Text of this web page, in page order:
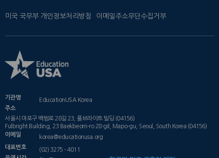
미국 국무부 개인정보처리방침 이메일주소무단수집거부
기관명
EducationUSA Korea
주소
서울시 마포구 백범로 28길 23, 풀브라이트 빌딩 (04156)
Fulbright Building, 23 Baekbeom-ro 28-gil, Mapo-gu, Seoul, South Korea (04156)
이메일
korea@educationusa.org
대표번호
(02) 3275 - 4011